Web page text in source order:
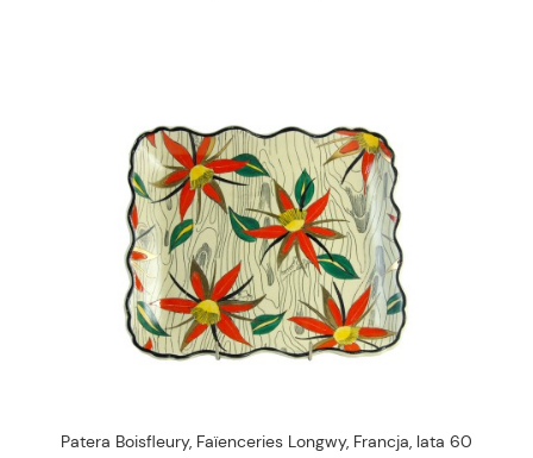
Patera Boisfleury, Faïenceries Longwy, Francja, lata 60